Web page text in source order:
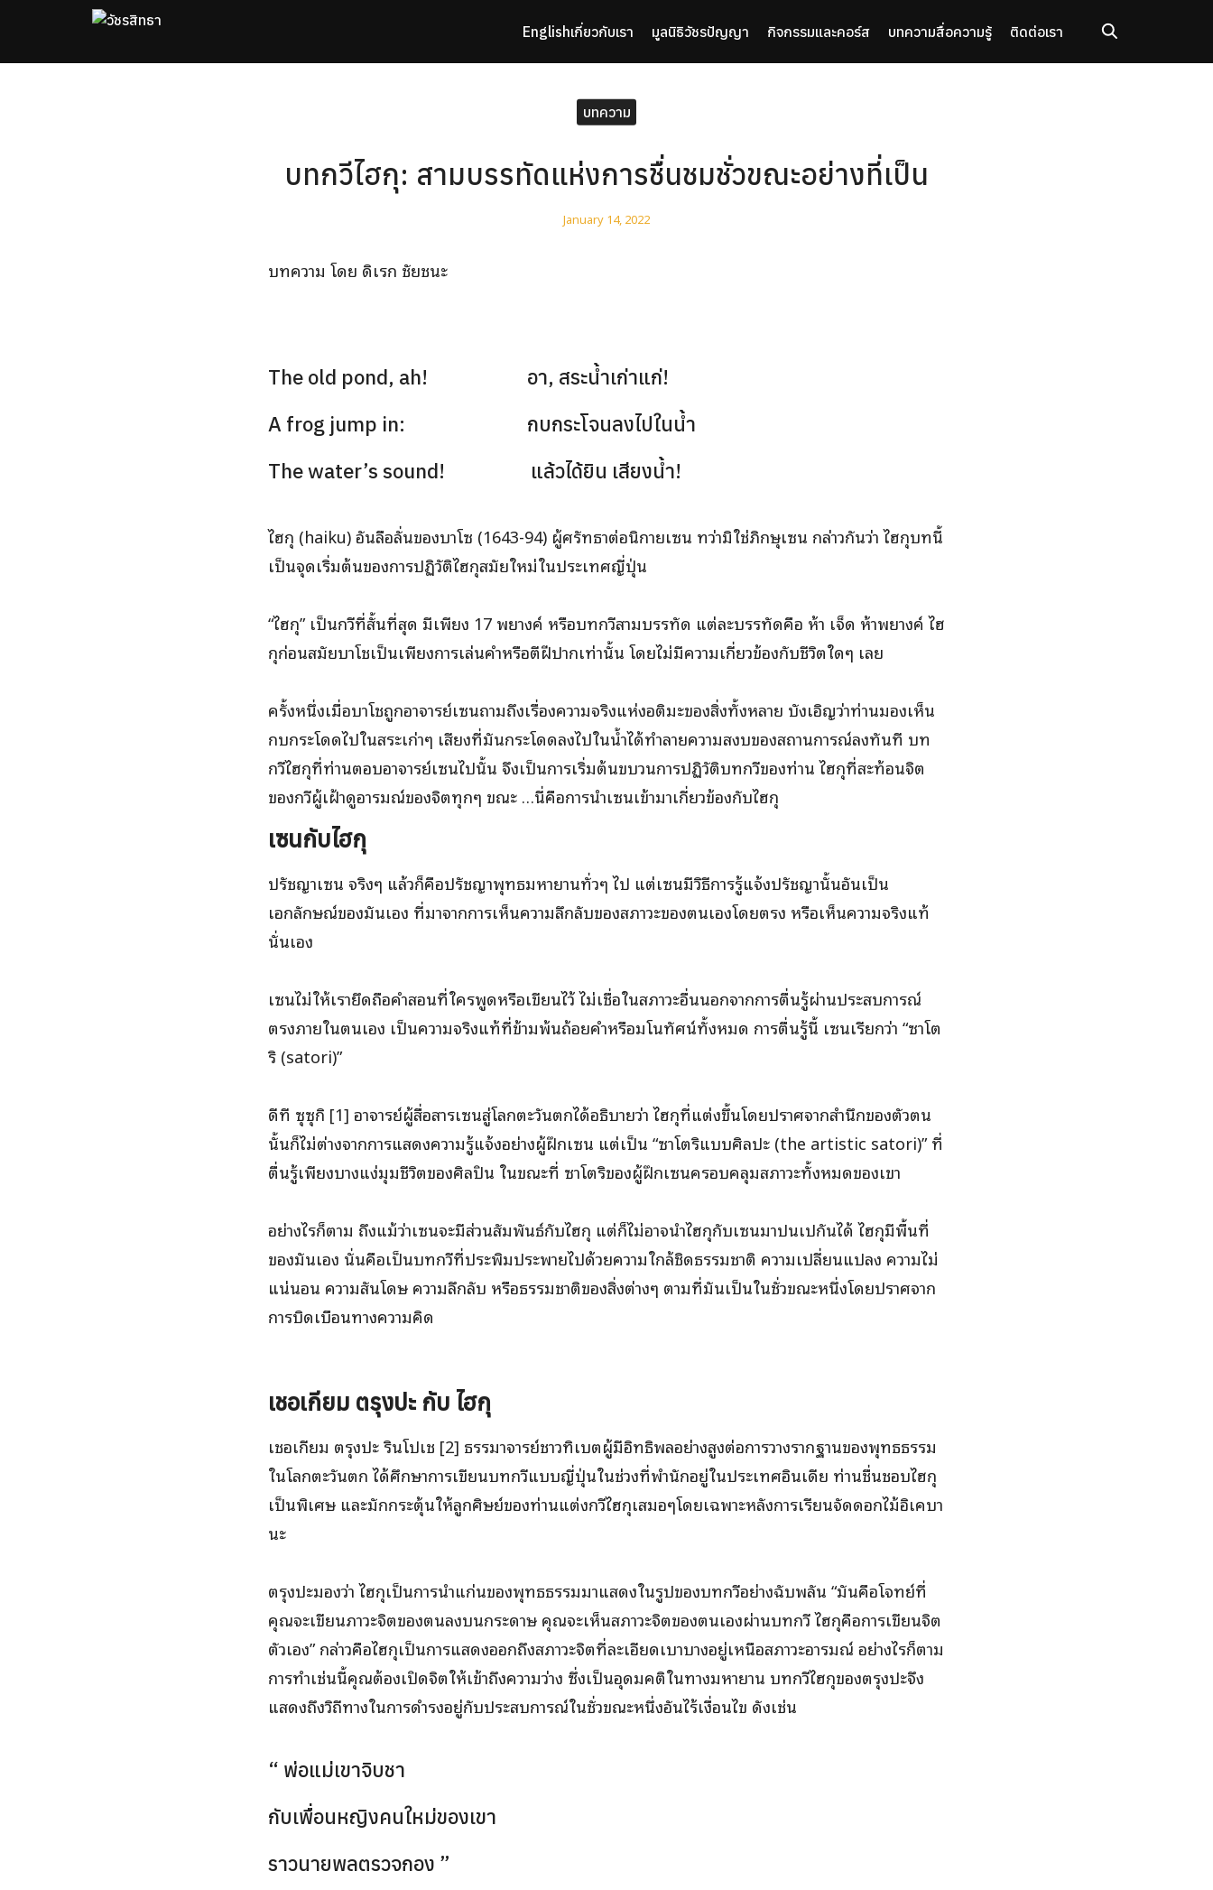
Englishเกี่ยวกับเรา มูลนิธิวัชรปัญญา กิจกรรมและคอร์ส บทความสื่อความรู้ ติดต่อเรา
บทความ
บทกวีไฮกุ: สามบรรทัดแห่งการชื่นชมชั่วขณะอย่างที่เป็น
January 14, 2022
บทความ โดย ดิเรก ชัยชนะ
The old pond, ah! อา, สระน้ำเก่าแก่!
A frog jump in: กบกระโจนลงไปในน้ำ
The water’s sound! แล้วได้ยิน เสียงน้ำ!
ไฮกุ (haiku) อันลือลั่นของบาโซ (1643-94) ผู้ศรัทธาต่อนิกายเซน ทว่ามิใช่ภิกษุเซน กล่าวกันว่า ไฮกุบทนี้
เป็นจุดเริ่มต้นของการปฏิวัติไฮกุสมัยใหม่ในประเทศญี่ปุ่น
“ไฮกุ” เป็นกวีที่สั้นที่สุด มีเพียง 17 พยางค์ หรือบทกวีสามบรรทัด แต่ละบรรทัดคือ ห้า เจ็ด ห้าพยางค์ ไฮ
กุก่อนสมัยบาโชเป็นเพียงการเล่นคำหรือตีฝีปากเท่านั้น โดยไม่มีความเกี่ยวข้องกับชีวิตใดๆ เลย
ครั้งหนึ่งเมื่อบาโชถูกอาจารย์เซนถามถึงเรื่องความจริงแห่งอติมะของสิ่งทั้งหลาย บังเอิญว่าท่านมองเห็น
กบกระโดดไปในสระเก่าๆ เสียงที่มันกระโดดลงไปในน้ำได้ทำลายความสงบของสถานการณ์ลงทันที บท
กวีไฮกุที่ท่านตอบอาจารย์เซนไปนั้น จึงเป็นการเริ่มต้นขบวนการปฏิวัติบทกวีของท่าน ไฮกุที่สะท้อนจิต
ของกวีผู้เฝ้าดูอารมณ์ของจิตทุกๆ ขณะ …นี่คือการนำเซนเข้ามาเกี่ยวข้องกับไฮกุ
เซนกับไฮกุ
ปรัชญาเซน จริงๆ แล้วก็คือปรัชญาพุทธมหายานทั่วๆ ไป แต่เซนมีวิธีการรู้แจ้งปรัชญานั้นอันเป็น
เอกลักษณ์ของมันเอง ที่มาจากการเห็นความลึกลับของสภาวะของตนเองโดยตรง หรือเห็นความจริงแท้
นั่นเอง
เซนไม่ให้เรายึดถือคำสอนที่ใครพูดหรือเขียนไว้ ไม่เชื่อในสภาวะอื่นนอกจากการตื่นรู้ผ่านประสบการณ์
ตรงภายในตนเอง เป็นความจริงแท้ที่ข้ามพ้นถ้อยคำหรือมโนทัศน์ทั้งหมด การตื่นรู้นี้ เซนเรียกว่า “ซาโต
ริ (satori)”
ดีที ซุซุกิ [1] อาจารย์ผู้สื่อสารเซนสู่โลกตะวันตกได้อธิบายว่า ไฮกุที่แต่งขึ้นโดยปราศจากสำนึกของตัวตน
นั้นก็ไม่ต่างจากการแสดงความรู้แจ้งอย่างผู้ฝึกเซน แต่เป็น “ซาโตริแบบศิลปะ (the artistic satori)” ที่
ตื่นรู้เพียงบางแง่มุมชีวิตของศิลปิน ในขณะที่ ซาโตริของผู้ฝึกเซนครอบคลุมสภาวะทั้งหมดของเขา
อย่างไรก็ตาม ถึงแม้ว่าเซนจะมีส่วนสัมพันธ์กับไฮกุ แต่ก็ไม่อาจนำไฮกุกับเซนมาปนเปกันได้ ไฮกุมีพื้นที่
ของมันเอง นั่นคือเป็นบทกวีที่ประพิมประพายไปด้วยความใกล้ชิดธรรมชาติ ความเปลี่ยนแปลง ความไม่
แน่นอน ความสันโดษ ความลึกลับ หรือธรรมชาติของสิ่งต่างๆ ตามที่มันเป็นในชั่วขณะหนึ่งโดยปราศจาก
การบิดเบือนทางความคิด
เชอเกียม ตรุงปะ กับ ไฮกุ
เชอเกียม ตรุงปะ รินโปเช [2] ธรรมาจารย์ชาวทิเบตผู้มีอิทธิพลอย่างสูงต่อการวางรากฐานของพุทธธรรม
ในโลกตะวันตก ได้ศึกษาการเขียนบทกวีแบบญี่ปุ่นในช่วงที่พำนักอยู่ในประเทศอินเดีย ท่านชื่นชอบไฮกุ
เป็นพิเศษ และมักกระตุ้นให้ลูกศิษย์ของท่านแต่งกวีไฮกุเสมอๆโดยเฉพาะหลังการเรียนจัดดอกไม้อิเคบา
นะ
ตรุงปะมองว่า ไฮกุเป็นการนำแก่นของพุทธธรรมมาแสดงในรูปของบทกวีอย่างฉับพลัน “มันคือโจทย์ที่
คุณจะเขียนภาวะจิตของตนลงบนกระดาษ คุณจะเห็นสภาวะจิตของตนเองผ่านบทกวี ไฮกุคือการเขียนจิต
ตัวเอง” กล่าวคือไฮกุเป็นการแสดงออกถึงสภาวะจิตที่ละเอียดเบาบางอยู่เหนือสภาวะอารมณ์ อย่างไรก็ตาม
การทำเช่นนี้คุณต้องเปิดจิตให้เข้าถึงความว่าง ซึ่งเป็นอุดมคติในทางมหายาน บทกวีไฮกุของตรุงปะจึง
แสดงถึงวิถีทางในการดำรงอยู่กับประสบการณ์ในชั่วขณะหนึ่งอันไร้เงื่อนไข ดังเช่น
“ พ่อแม่เขาจิบชา
กับเพื่อนหญิงคนใหม่ของเขา
ราวนายพลตรวจกอง ”